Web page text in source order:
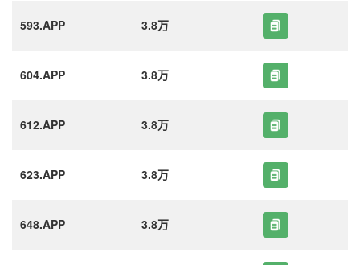
593.APP 3.8万
604.APP 3.8万
612.APP 3.8万
623.APP 3.8万
648.APP 3.8万